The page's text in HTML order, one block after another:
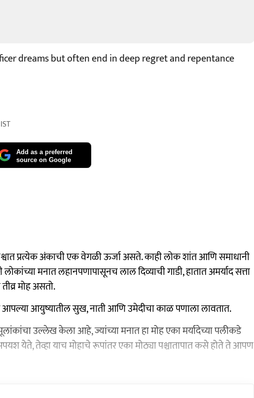
dreams but often end in deep regret and repentance
IST
Add as a preferred
source on Google
प्रत्येक अंकाची एक वेगळी ऊर्जा असते. काही लोक शांत आणि समाधानी
मनात लहानपणापासूनच लाल दिव्याची गाडी, हातात अमर्याद सत्ता
मोह असतो.
आपल्या आयुष्यातील सुख, नाती आणि उमेदीचा काळ पणाला लावतात.
उल्लेख केला आहे, ज्यांच्या मनात हा मोह एका मर्यादेच्या पलीकडे
येते, तेव्हा याच मोहाचे रूपांतर एका मोठ्या पश्चातापात कसे होते ते आपण